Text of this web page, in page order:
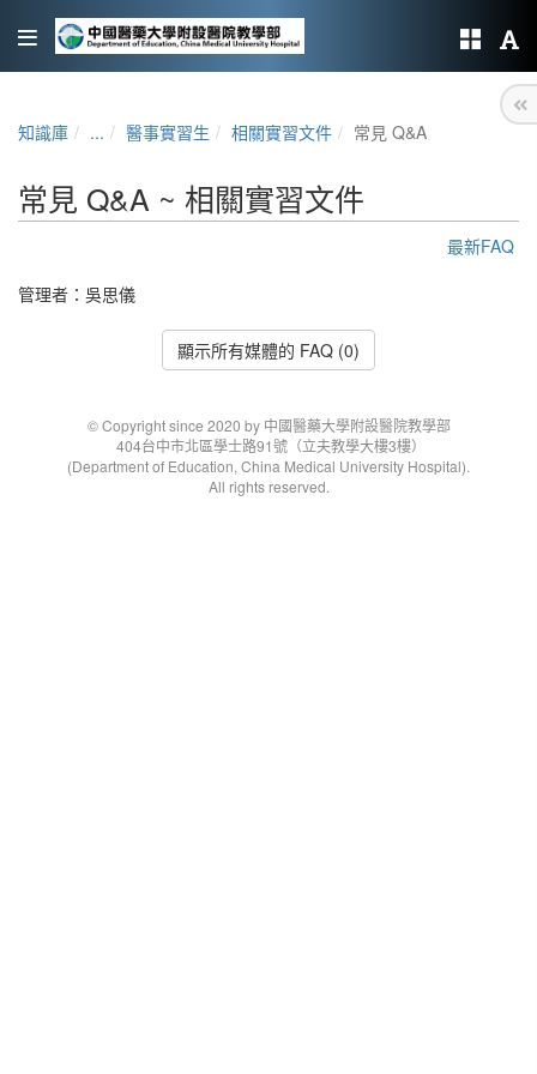
知識庫 ... 醫事實習生 相關實習文件 常見 Q&A
常見 Q&A ~ 相關實習文件
最新FAQ
管理者： 吳思儀
顯示所有媒體的 FAQ (0)
© Copyright since 2020 by 中國醫藥大學附設醫院教學部
404台中市北區學士路91號（立夫教學大樓3樓）
(Department of Education, China Medical University Hospital).
All rights reserved.